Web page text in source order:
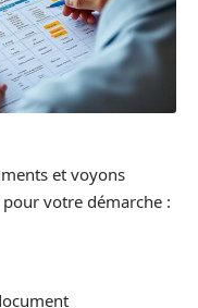
et voyons
pour votre démarche :